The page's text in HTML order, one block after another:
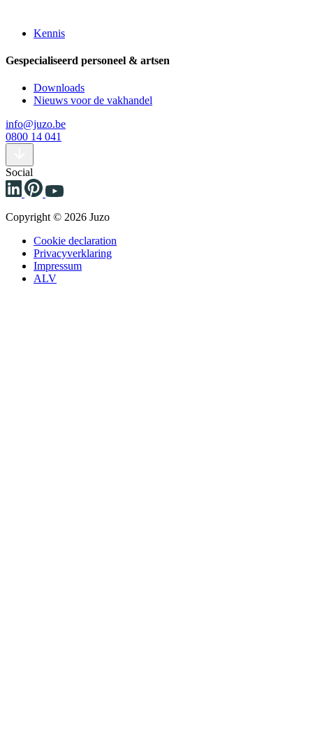
Kennis
Gespecialiseerd personeel & artsen
Downloads
Nieuws voor de vakhandel
info@juzo.be
0800 14 041
Social
Copyright © 2026 Juzo
Cookie declaration
Privacyverklaring
Impressum
ALV